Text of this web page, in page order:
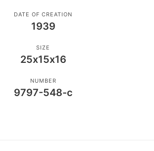
DATE OF CREATION
1939
SIZE
25х15х16
NUMBER
9797-548-с